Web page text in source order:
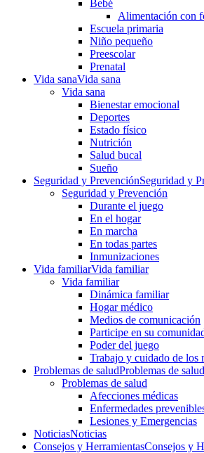
Bebé
Alimentación con
Escuela primaria
Niño pequeño
Preescolar
Prenatal
Vida sanaVida sana
Vida sana
Bienestar emocional
Deportes
Estado físico
Nutrición
Salud bucal
Sueño
Seguridad y PrevenciónSeguridad y
Seguridad y Prevención
Durante el juego
En el hogar
En marcha
En todas partes
Inmunizaciones
Vida familiarVida familiar
Vida familiar
Dinámica familiar
Hogar médico
Medios de comunicación
Participe en su
Poder del juego
Trabajo y cuidado de los
Problemas de saludProblemas de salud
Problemas de salud
Afecciones médicas
Enfermedades
Lesiones y Emergencias
NoticiasNoticias
Consejos y HerramientasConsejos y